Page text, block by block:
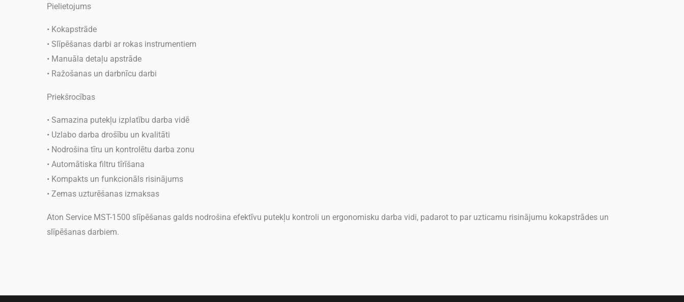
Pielietojums
• Kokapstrāde
• Slīpēšanas darbi ar rokas instrumentiem
• Manuāla detaļu apstrāde
• Ražošanas un darbnīcu darbi
Priekšrocības
• Samazina putekļu izplatību darba vidē
• Uzlabo darba drošību un kvalitāti
• Nodrošina tīru un kontrolētu darba zonu
• Automātiska filtru tīrīšana
• Kompakts un funkcionāls risinājums
• Zemas uzturēšanas izmaksas
Aton Service MST-1500 slīpēšanas galds nodrošina efektīvu putekļu kontroli un ergonomisku darba vidi, padarot to par uzticamu risinājumu kokapstrādes un
slīpēšanas darbiem.